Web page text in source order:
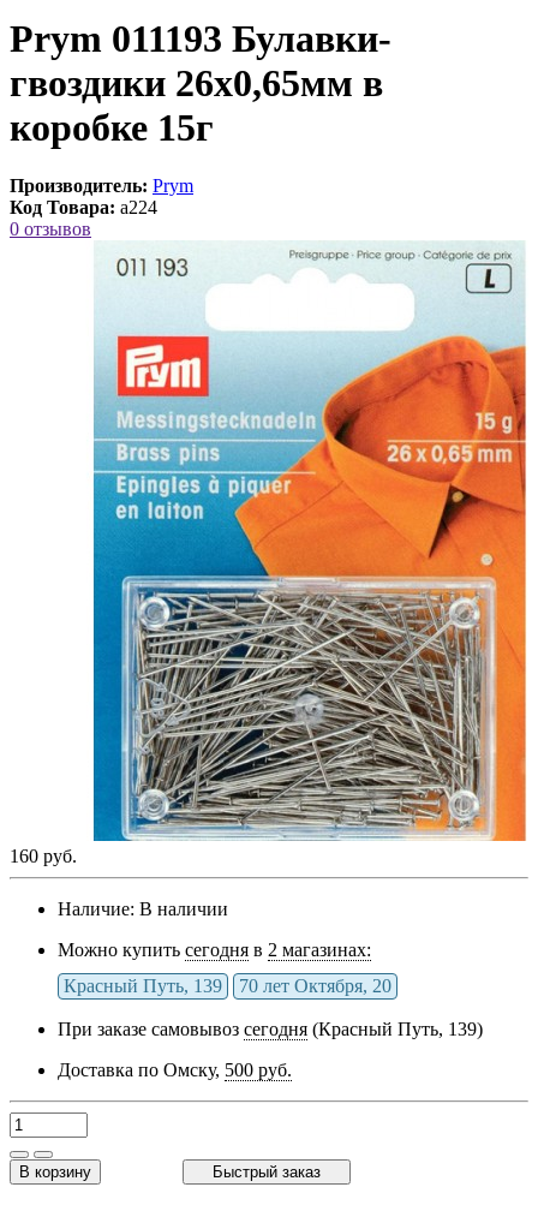
Prym 011193 Булавки-
гвоздики 26х0,65мм в
коробке 15г
Производитель: Prym
Код Товара: a224
0 отзывов
160 руб.
Наличие: В наличии
Можно купить сегодня в 2 магазинах:
Красный Путь, 139
70 лет Октября, 20
При заказе самовывоз сегодня (Красный Путь, 139)
Доставка по Омску, 500 руб.
В корзину Быстрый заказ